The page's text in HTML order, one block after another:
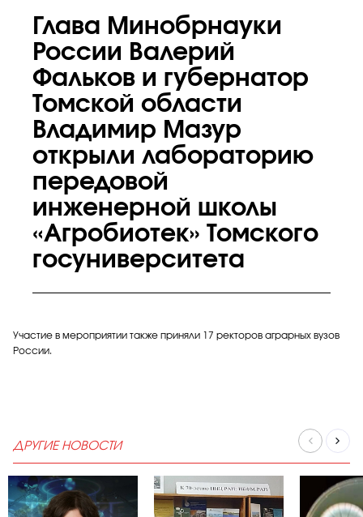
Глава Минобрнауки
России Валерий
Фальков и губернатор
Томской области
Владимир Мазур
открыли лабораторию
передовой
инженерной школы
«Агробиотек» Томского
госуниверситета
Участие в мероприятии также приняли 17 ректоров аграрных вузов
России.
ДРУГИЕ НОВОСТИ